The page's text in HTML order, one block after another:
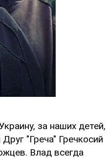
за наших детей,
"Греча" Гречкосий
Влад всегда